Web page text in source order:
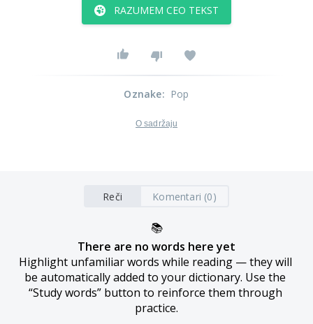
RAZUMEM CEO TEKST
Oznake: Pop
O sadržaju
Reči Komentari (0)
📚
There are no words here yet
Highlight unfamiliar words while reading — they will
be automatically added to your dictionary. Use the
“Study words” button to reinforce them through
practice.